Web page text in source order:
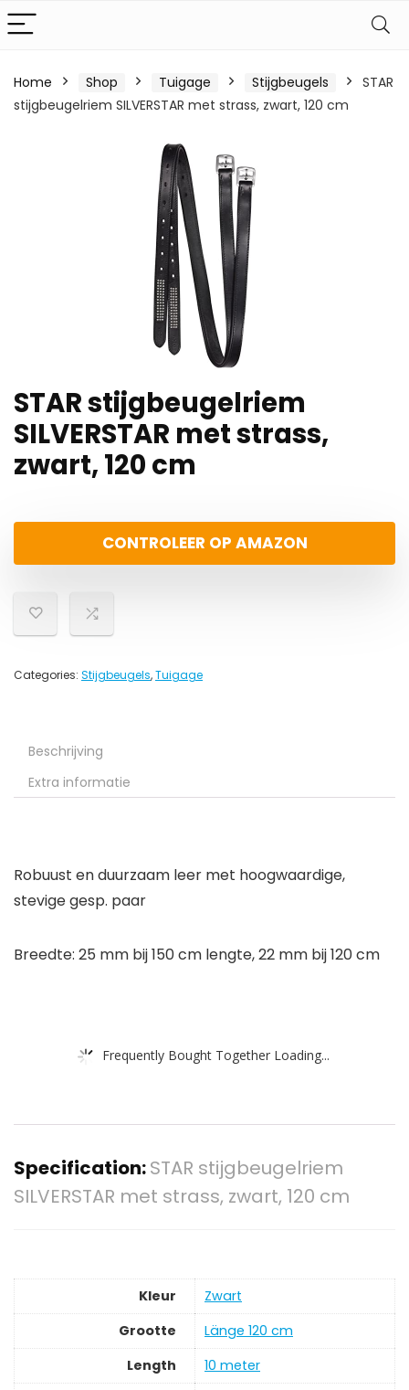
Home Shop Tuigage Stijgbeugels
STAR
stijgbeugelriem SILVERSTAR met strass, zwart, 120 cm
STAR stijgbeugelriem
SILVERSTAR met strass,
zwart, 120 cm
CONTROLEER OP AMAZON
Categories: Stijgbeugels,Tuigage
Beschrijving
Extra informatie
Robuust en duurzaam leer met hoogwaardige,
stevige gesp. paar
Breedte: 25 mm bij 150 cm lengte, 22 mm bij 120 cm
Frequently Bought Together Loading...
Specification:STAR stijgbeugelriem
SILVERSTAR met strass, zwart, 120 cm
Kleur
‎Zwart
Grootte
‎Länge 120 cm
Length
‎10 meter